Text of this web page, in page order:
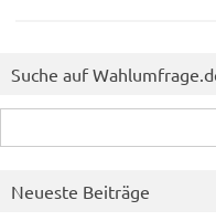
Suche auf
nach:
Neueste Beiträge